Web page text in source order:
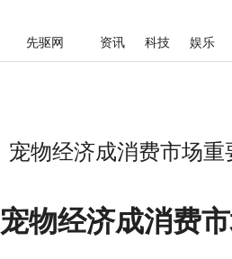
先驱网 资讯 科技 娱乐
宠物经济成消费市场
宠物经济成消费